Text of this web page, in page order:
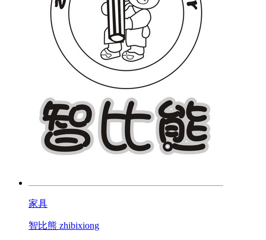
家具
智比熊 zhibixiong